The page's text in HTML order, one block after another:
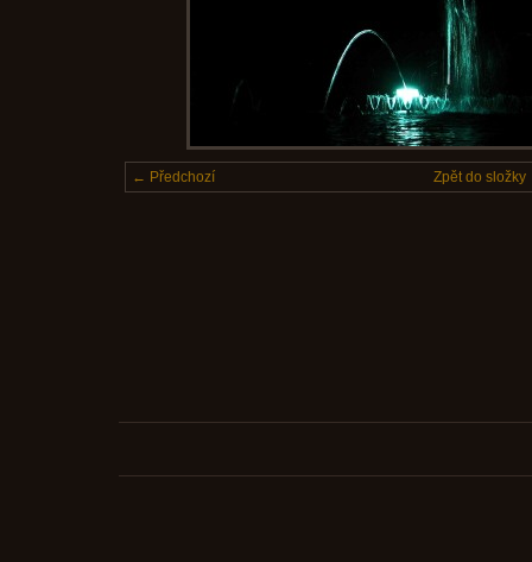
← Předchozí Zpět do složky